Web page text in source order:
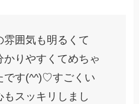
雰囲気も明るくて
かりやすくてめちゃ
です(^^)♡すごくい
スッキリしまし